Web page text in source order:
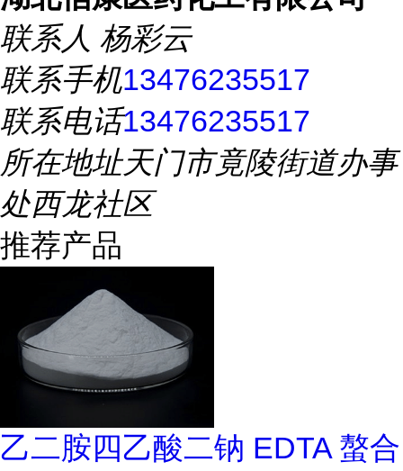
联系人 杨彩云
联系手机13476235517
联系电话13476235517
所在地址天门市竟陵街道办事
处西龙社区
推荐产品
乙二胺四乙酸二钠 EDTA 螯合